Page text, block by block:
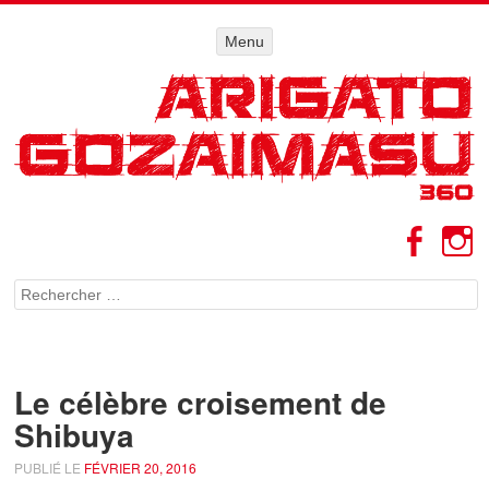
Menu
Rechercher
Le célèbre croisement de
Shibuya
PUBLIÉ LE FÉVRIER 20, 2016